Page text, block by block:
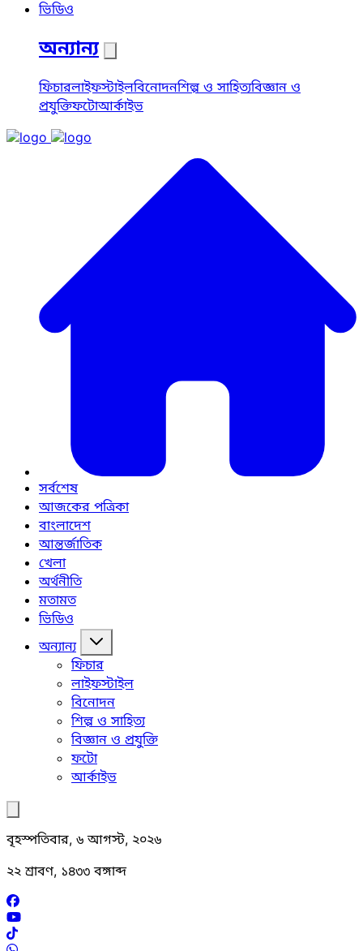
ভিডিও
অন্যান্য
ফিচারলাইফস্টাইলবিনোদনশিল্প ও সাহিত্যবিজ্ঞান ও
প্রযুক্তিফটোআর্কাইভ
সর্বশেষ
আজকের পত্রিকা
বাংলাদেশ
আন্তর্জাতিক
খেলা
অর্থনীতি
মতামত
ভিডিও
অন্যান্য
ফিচার
লাইফস্টাইল
বিনোদন
শিল্প ও সাহিত্য
বিজ্ঞান ও প্রযুক্তি
ফটো
আর্কাইভ
বৃহস্পতিবার, ৬ আগস্ট, ২০২৬
২২ শ্রাবণ, ১৪৩৩ বঙ্গাব্দ